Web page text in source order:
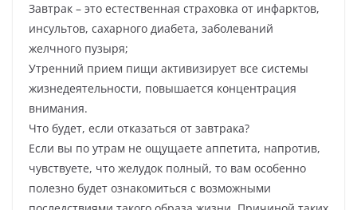
Завтрак – это естественная страховка от инфарктов,
инсультов, сахарного диабета, заболеваний
желчного пузыря;
Утренний прием пищи активизирует все системы
жизнедеятельности, повышается концентрация
внимания.
Что будет, если отказаться от завтрака?
Если вы по утрам не ощущаете аппетита, напротив,
чувствуете, что желудок полный, то вам особенно
полезно будет ознакомиться с возможными